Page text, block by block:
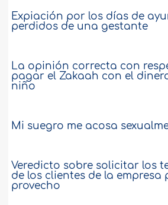
Expiación por los días de
perdidos de una gestante
La opinión correcta con
pagar el Zakaah con el
niño
Mi suegro me acosa
Veredicto sobre solicitar los
de los clientes de la empresa
provecho